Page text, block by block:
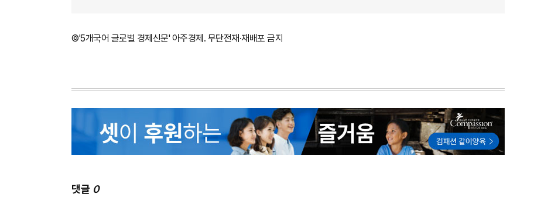
©'5개국어 글로벌 경제신문' 아주경제. 무단전재·재배포 금지
댓글 0